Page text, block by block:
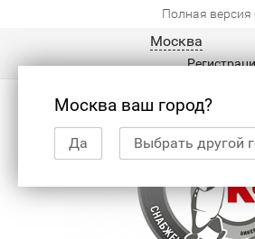
Полная версия
Москва
Москва ваш город?
Да Выбрать другой